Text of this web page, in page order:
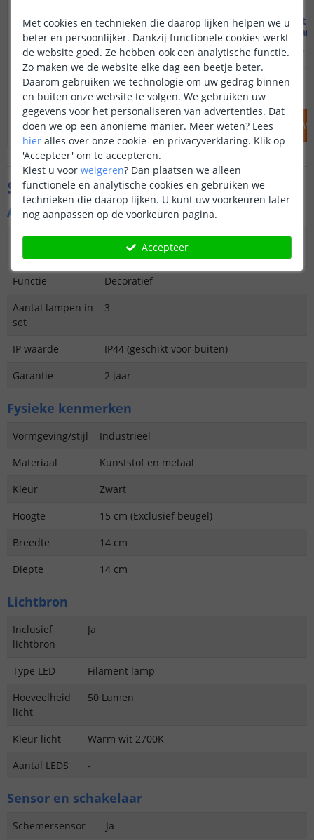
Solarlamp Vogue
Warm wit licht
( 280 reviews)
OP VOORRAAD 12,95
IN WINKELWAGEN
Voordeelset
OP VOORRAAD
IN
Specificaties
Algemene kenmerken
Type
Staande lamp of hanglamp
Functie
Decoratief
Aantal lampen in
set
3
IP waarde
IP44 (geschikt voor buiten)
Garantie
2 jaar
Fysieke kenmerken
Vormgeving/stijl
Industrieel
Materiaal
Kunststof en metaal
Kleur
Zwart
Hoogte
15 cm (Exclusief beugel)
Breedte
14 cm
Diepte
14 cm
Lichtbron
Inclusief
lichtbron
Ja
Type LED
Filament lamp
Hoeveelheid
licht
50 Lumen
Kleur licht
Warm wit 2700K
Aantal LEDS
-
Sensor en schakelaar
Schemersensor
Ja
Met cookies en technieken die daarop lijken helpen we u
beter en persoonlijker. Dankzij functionele cookies werkt
de website goed. Ze hebben ook een analytische functie.
Zo maken we de website elke dag een beetje beter.
Daarom gebruiken we technologie om uw gedrag binnen
en buiten onze website te volgen. We gebruiken uw
gegevens voor het personaliseren van advertenties. Dat
doen we op een anonieme manier. Meer weten? Lees
hier alles over onze cookie- en privacyverklaring. Klik op
'Accepteer' om te accepteren.
Kiest u voor weigeren? Dan plaatsen we alleen
functionele en analytische cookies en gebruiken we
technieken die daarop lijken. U kunt uw voorkeuren later
nog aanpassen op de voorkeuren pagina.
Accepteer